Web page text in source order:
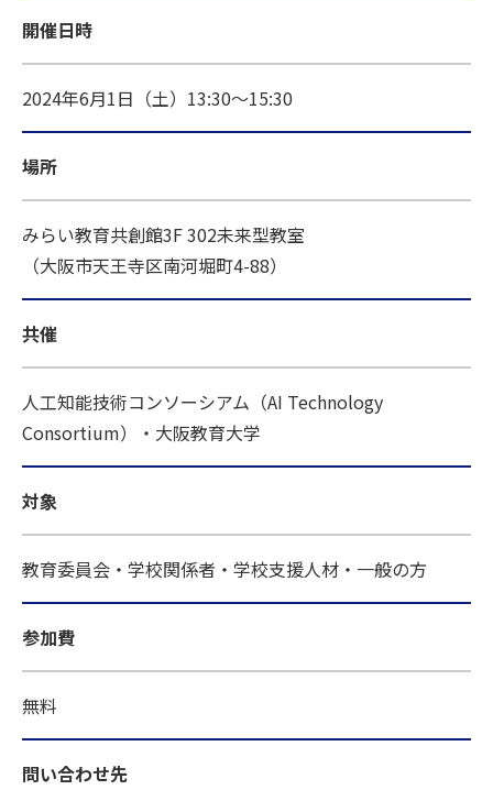
開催日時
2024年6月1日（土）13:30～15:30
場所
みらい教育共創館3F 302未来型教室
（大阪市天王寺区南河堀町4-88）
共催
人工知能技術コンソーシアム（AI Technology
Consortium）・大阪教育大学
対象
教育委員会・学校関係者・学校支援人材・一般の方
参加費
無料
問い合わせ先